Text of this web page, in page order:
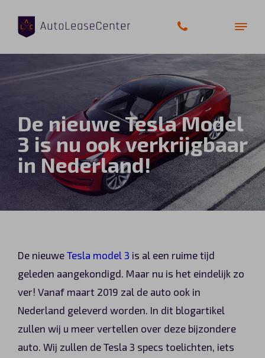
De nieuwe Tesla Model
3 is nu ook verkrijgbaar
in Nederland!
De nieuwe Tesla model 3 is al een ruime tijd
geleden aangekondigd. Maar nu is het eindelijk zo
ver! Vanaf maart 2019 zal de auto ook in
Nederland geleverd worden. In dit blogartikel
zullen wij u meer vertellen over deze bijzondere
auto. Wij zullen de Tesla 3 specs toelichten, iets
Zakelijke auto’s
Bedrijfswagens
Elektrische auto’s
Wagenparkbeheer
Shortlease
Automerken
Vragen?